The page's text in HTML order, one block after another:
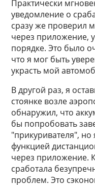
Практически
уведомление о
сразу же проверил
через приложение,
порядке. Это было
что я мог быть
украсть мой
В другой раз, я
стоянке возле
обнаружил, что
бы попробовать
"прикуривателя",
функцией
через приложение.
сработала
проблем. Это